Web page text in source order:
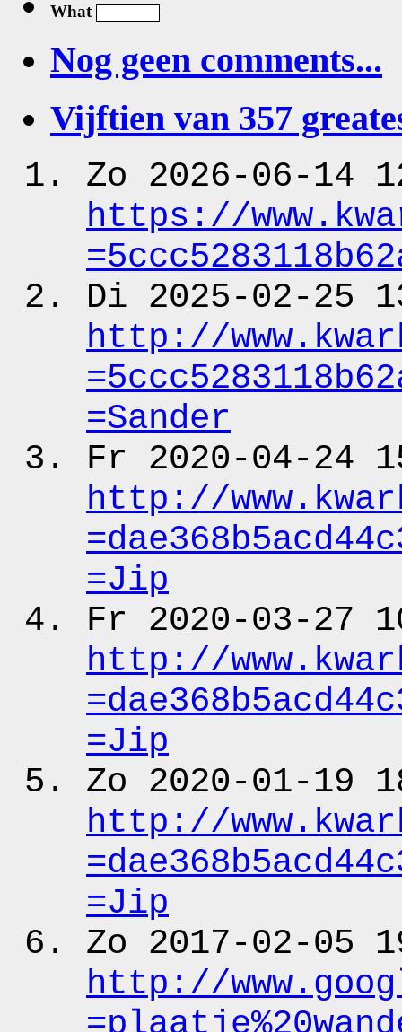
What
Nog geen comments...
Vijftien van 357
Zo 2026-06-14
https://
Di 2025-02-25
http://
=Sander
Fr 2020-04-24
http://
=Jip
Fr 2020-03-27
http://
=Jip
Zo 2020-01-19
http://
=Jip
Zo 2017-02-05
http://